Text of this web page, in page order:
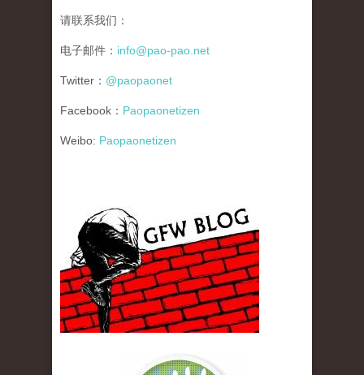
请联系我们：
电子邮件： info@pao-pao.net
Twitter： @paopaonet
Facebook： Paopaonetizen
Weibo: Paopaonetizen
gfw_blog_small.jpg